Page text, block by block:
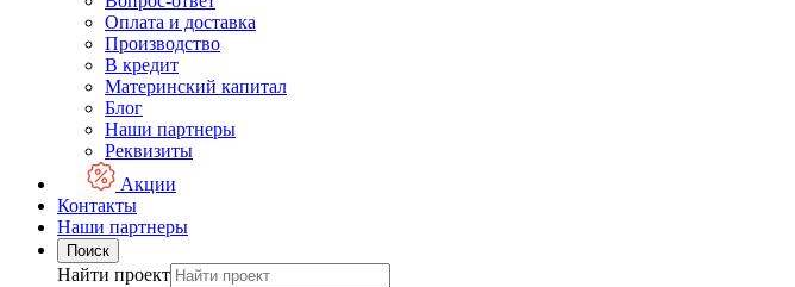
Оплата и доставка
Производство
В кредит
Материнский капитал
Блог
Наши партнеры
Реквизиты
Акции
Контакты
Наши партнеры
Поиск
Найти проект